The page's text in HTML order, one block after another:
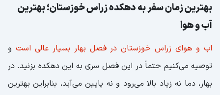
بهترین زمان سفر به دهکده زراس خوزستان؛ بهترین
آب و هوا
اب و هوای زراس خوزستان در فصل بهار بسیار عالی است و
توصیه می‌کنیم حتماً در این فصل سری به این دهکده بزنید. در
بهار، دما نه زیاد بالا می‌رود و نه پایین می‌آید، بنابراین بهترین